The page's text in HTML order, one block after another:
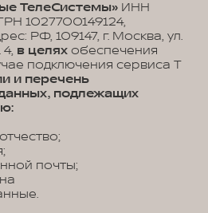
ТелеСистемы» ИНН
1027700149124,
РФ, 109147, г. Москва, ул.
4, в целях обеспечения
подключения сервиса T
и перечень
подлежащих
почты;